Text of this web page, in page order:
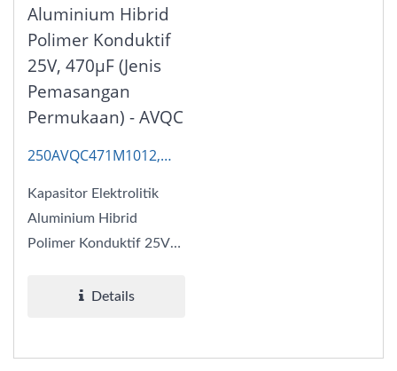
Aluminium Hibrid
Polimer Konduktif
25V, 470μF (Jenis
Pemasangan
Permukaan) - AVQC
250AVQC471M1012,
Automotif
Kapasitor Elektrolitik
Aluminium Hibrid
Polimer Konduktif 25V
menggabungkan...
Details